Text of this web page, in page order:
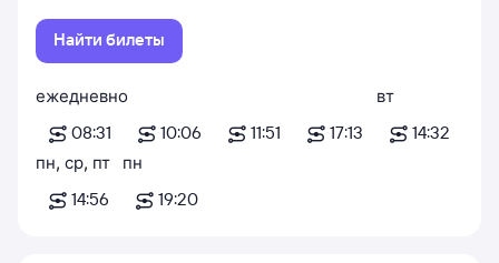
Найти билеты
ежедневно
08:31
10:06 11:51 17:13
вт
14:32
пн, ср, пт
14:56
пн
19:20